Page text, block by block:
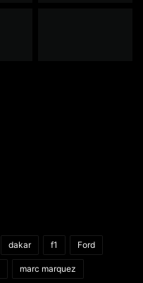
dakar f1 Ford
marc marquez